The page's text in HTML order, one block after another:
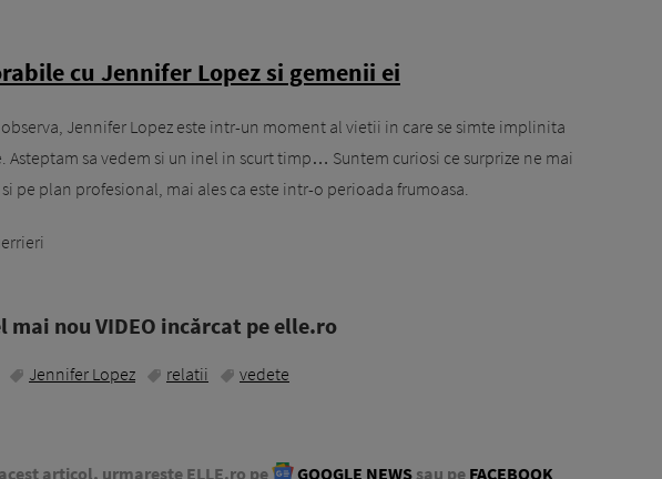
cu Jennifer Lopez si gemenii ei
Jennifer Lopez este intr-un moment al vietii in care se simte implinita
Asteptam sa vedem si un inel in scurt timp… Suntem curiosi ce surprize ne mai
pe plan profesional, mai ales ca este intr-o perioada frumoasa.
mai nou VIDEO incărcat pe elle.ro
Jennifer Lopez relatii vedete
articol, urmareste ELLE.ro pe GOOGLE NEWS sau pe FACEBOOK